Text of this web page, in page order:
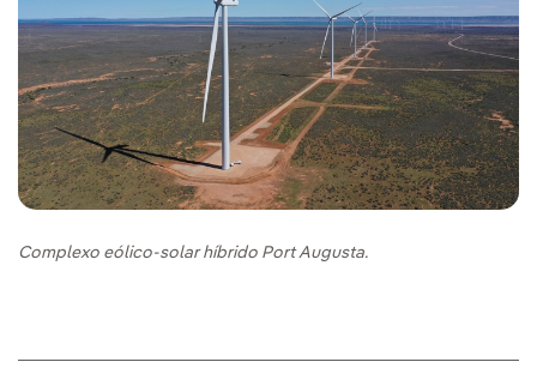
Complexo eólico-solar híbrido Port Augusta.